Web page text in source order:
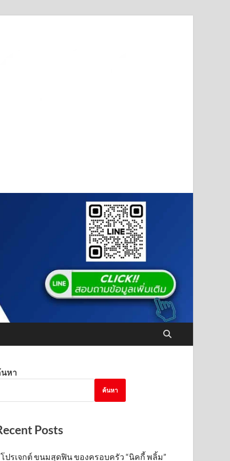
หา
ค้นหา
Posts
โปรเจกต์ ขนมสุดฟิน ของครอบครัว “นิคกี้ พลิ้ม”